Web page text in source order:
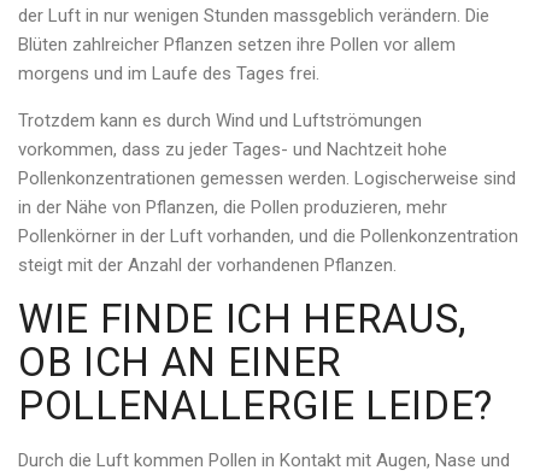
der Luft in nur wenigen Stunden massgeblich verändern. Die
Blüten zahlreicher Pflanzen setzen ihre Pollen vor allem
morgens und im Laufe des Tages frei.
Trotzdem kann es durch Wind und Luftströmungen
vorkommen, dass zu jeder Tages- und Nachtzeit hohe
Pollenkonzentrationen gemessen werden. Logischerweise sind
in der Nähe von Pflanzen, die Pollen produzieren, mehr
Pollenkörner in der Luft vorhanden, und die Pollenkonzentration
steigt mit der Anzahl der vorhandenen Pflanzen.
WIE FINDE ICH HERAUS,
OB ICH AN EINER
POLLENALLERGIE LEIDE?
Durch die Luft kommen Pollen in Kontakt mit Augen, Nase und